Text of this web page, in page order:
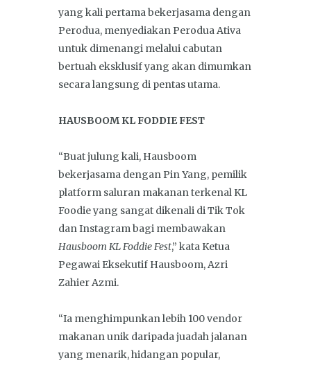
yang kali pertama bekerjasama dengan
Perodua, menyediakan Perodua Ativa
untuk dimenangi melalui cabutan
bertuah eksklusif yang akan dimumkan
secara langsung di pentas utama.
HAUSBOOM KL FODDIE FEST
“Buat julung kali, Hausboom
bekerjasama dengan Pin Yang, pemilik
platform saluran makanan terkenal KL
Foodie yang sangat dikenali di Tik Tok
dan Instagram bagi membawakan
Hausboom KL Foddie Fest,” kata Ketua
Pegawai Eksekutif Hausboom, Azri
Zahier Azmi.
“Ia menghimpunkan lebih 100 vendor
makanan unik daripada juadah jalanan
yang menarik, hidangan popular,